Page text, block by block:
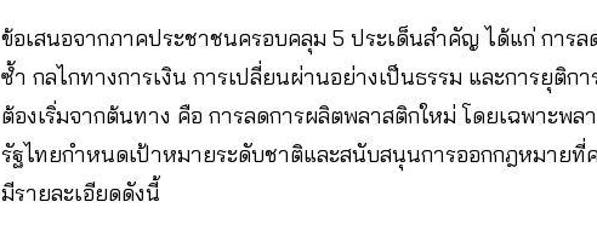
ข้อเสนอจากภาคประชาชนครอบคลุม 5 ประเด็นสำคัญ ได้แก่ การ
ซ้ำ กลไกทางการเงิน การเปลี่ยนผ่านอย่างเป็นธรรม และการยุติก
ต้องเริ่มจากต้นทาง คือ การลดการผลิตพลาสติกใหม่ โดยเฉพาะพล
รัฐไทยกำหนดเป้าหมายระดับชาติและสนับสนุนการออกกฎหมายที่
มีรายละเอียดดังนี้